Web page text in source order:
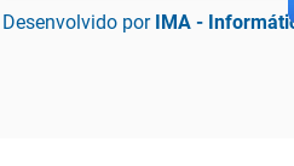
Desenvolvido por IMA -